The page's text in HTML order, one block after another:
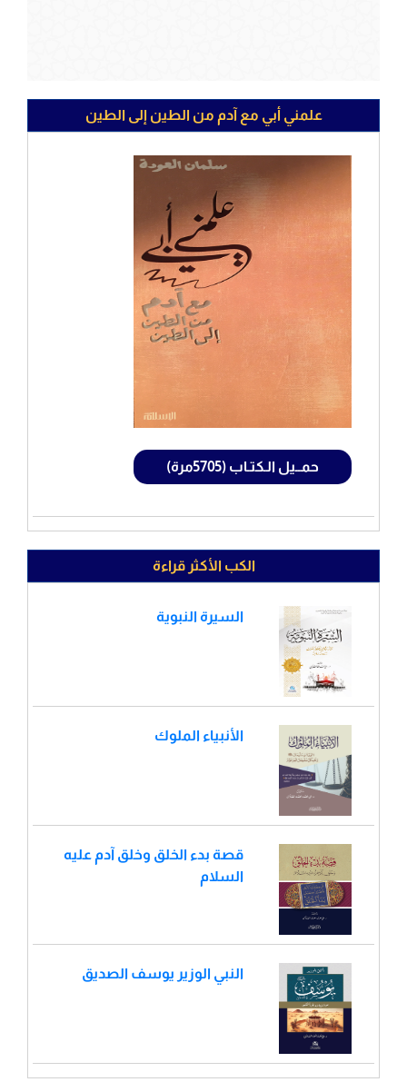
علمني أبي مع آدم من الطين إلى الطين
حمــيل الـكتـاب (5705مرة)
الكب الأكثر قراءة
السيرة النبوية
الأنبياء الملوك
قصة بدء الخلق وخلق آدم عليه
السلام
النبي الوزير يوسف الصديق